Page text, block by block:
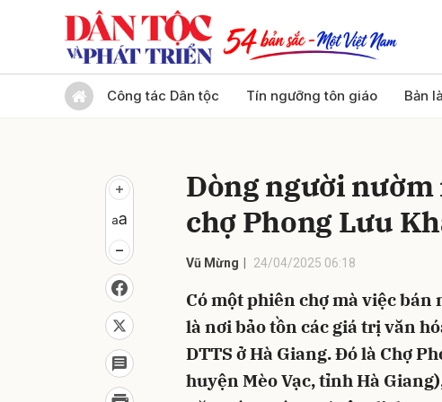
Công tác Dân tộc Tín ngưỡng tôn giáo Bản
Dòng người
chợ Phong Lưu
Vũ Mừng 24/04/2025 06:18
Có một phiên chợ mà việc
là nơi bảo tồn các giá trị văn
DTTS ở Hà Giang. Đó là Chợ
huyện Mèo Vạc, tỉnh Hà
Gửi bình